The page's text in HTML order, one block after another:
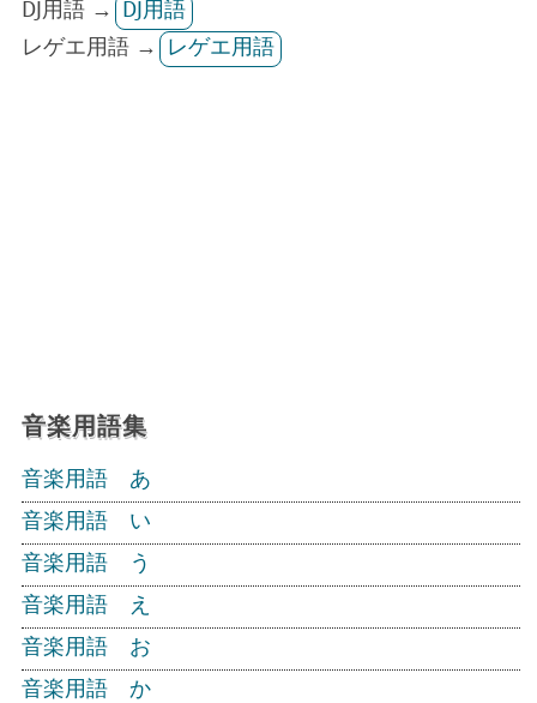
DJ用語 →
DJ用語
レゲエ用語 →
レゲエ用語
音楽用語集
音楽用語 あ
音楽用語 い
音楽用語 う
音楽用語 え
音楽用語 お
音楽用語 か